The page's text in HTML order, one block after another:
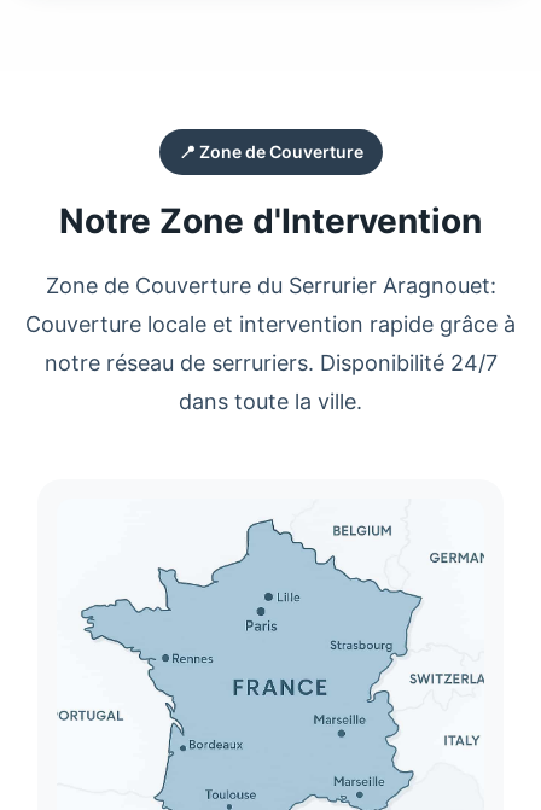
📍 Zone de Couverture
Notre Zone d'Intervention
Zone de Couverture du Serrurier Aragnouet:
Couverture locale et intervention rapide grâce à
notre réseau de serruriers. Disponibilité 24/7
dans toute la ville.